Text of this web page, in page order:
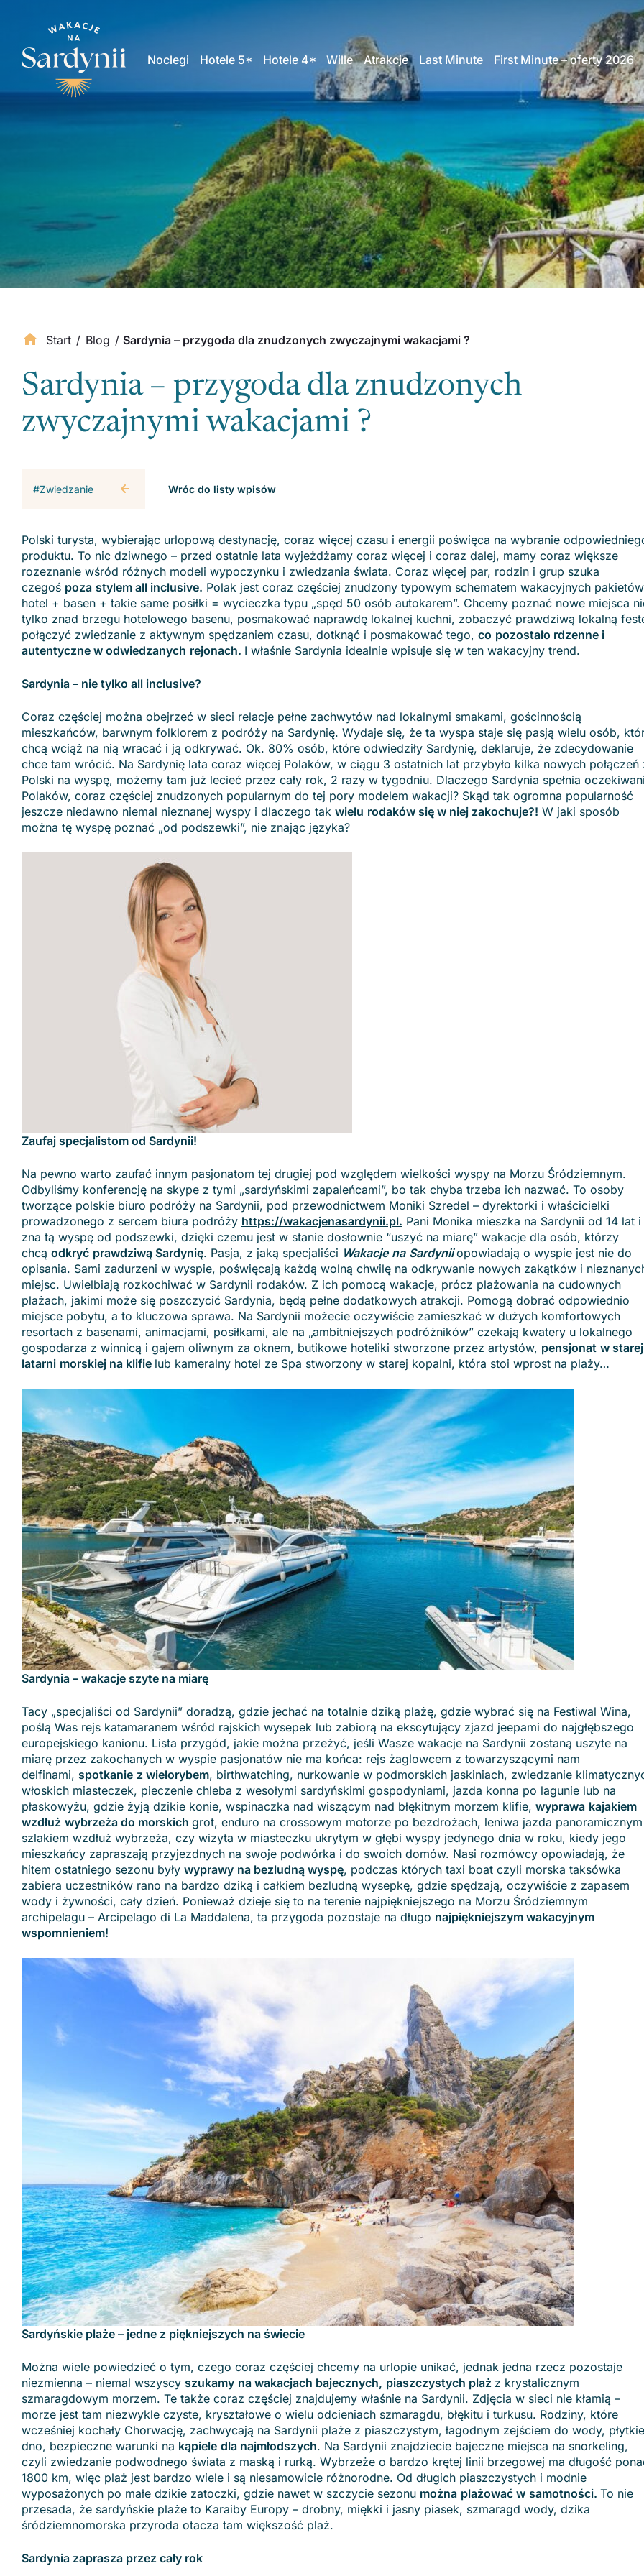
Noclegi Hotele 5* Hotele 4* Wille Atrakcje Last Minute First Minute – oferty 2026
Start / Blog / Sardynia – przygoda dla znudzonych zwyczajnymi wakacjami ?
Sardynia – przygoda dla znudzonych
zwyczajnymi wakacjami ?
#Zwiedzanie Wróc do listy wpisów
Polski turysta, wybierając urlopową destynację, coraz więcej czasu i energii poświęca na wybranie
produktu. To nic dziwnego – przed ostatnie lata wyjeżdżamy coraz więcej i coraz dalej, mamy coraz większe
rozeznanie wśród różnych modeli wypoczynku i zwiedzania świata. Coraz więcej par, rodzin i grup szuka
czegoś poza stylem all inclusive. Polak jest coraz częściej znudzony typowym schematem wakacyjnych
hotel + basen + takie same posiłki = wycieczka typu „spęd 50 osób autokarem”. Chcemy poznać nowe miejsca
tylko znad brzegu hotelowego basenu, posmakować naprawdę lokalnej kuchni, zobaczyć prawdziwą lokalną
połączyć zwiedzanie z aktywnym spędzaniem czasu, dotknąć i posmakować tego, co pozostało rdzenne i
autentyczne w odwiedzanych rejonach. I właśnie Sardynia idealnie wpisuje się w ten wakacyjny trend.
Sardynia – nie tylko all inclusive?
Coraz częściej można obejrzeć w sieci relacje pełne zachwytów nad lokalnymi smakami, gościnnością
mieszkańców, barwnym folklorem z podróży na Sardynię. Wydaje się, że ta wyspa staje się pasją wielu osób,
chcą wciąż na nią wracać i ją odkrywać. Ok. 80% osób, które odwiedziły Sardynię, deklaruje, że zdecydowanie
chce tam wrócić. Na Sardynię lata coraz więcej Polaków, w ciągu 3 ostatnich lat przybyło kilka nowych połączeń
Polski na wyspę, możemy tam już lecieć przez cały rok, 2 razy w tygodniu. Dlaczego Sardynia spełnia
Polaków, coraz częściej znudzonych popularnym do tej pory modelem wakacji? Skąd tak ogromna popularność
jeszcze niedawno niemal nieznanej wyspy i dlaczego tak wielu rodaków się w niej zakochuje?! W jaki sposób
można tę wyspę poznać „od podszewki”, nie znając języka?
Zaufaj specjalistom od Sardynii!
Na pewno warto zaufać innym pasjonatom tej drugiej pod względem wielkości wyspy na Morzu Śródziemnym.
Odbyliśmy konferencję na skype z tymi „sardyńskimi zapaleńcami”, bo tak chyba trzeba ich nazwać. To osoby
tworzące polskie biuro podróży na Sardynii, pod przewodnictwem Moniki Szredel – dyrektorki i właścicielki
prowadzonego z sercem biura podróży https://wakacjenasardynii​.pl.​ Pani Monika mieszka na Sardynii od 14 lat i
zna tą wyspę od podszewki, dzięki czemu jest w stanie dosłownie “uszyć na miarę” wakacje dla osób, którzy
chcą odkryć​ prawdziwą Sardynię. Pasja, z jaką specjaliści Wakacje na Sardyniiopowiadają o wyspie jest nie do
opisania. Sami zadurzeni w wyspie, poświęcają każdą wolną chwilę na odkrywanie nowych zakątków i
miejsc. Uwielbiają rozkochiwać w Sardynii rodaków. Z ich pomocą wakacje, prócz plażowania na cudownych
plażach, jakimi może się poszczycić Sardynia, będą pełne dodatkowych atrakcji. Pomogą dobrać odpowiednio
miejsce pobytu, a to kluczowa sprawa. Na Sardynii możecie oczywiście zamieszkać w dużych komfortowych
resortach z basenami, animacjami, posiłkami, ale na „ambitniejszych podróżników” czekają kwatery u lokalnego
gospodarza z winnicą i gajem oliwnym za oknem, butikowe hoteliki stworzone przez artystów, pensjonat​ w starej
latarni morskiej na klifie lub kameralny hotel ze Spa stworzony w starej kopalni, która stoi wprost na plaży…
Sardynia – wakacje szyte na miarę
Tacy „specjaliści od Sardynii” doradzą, gdzie jechać na totalnie dziką plażę, gdzie wybrać się na Festiwal Wina,
poślą Was rejs katamaranem wśród rajskich wysepek lub zabiorą na ekscytujący zjazd jeepami do najgłębszego
europejskiego kanionu. Lista przygód, jakie można przeżyć, jeśli Wasze wakacje na Sardynii zostaną uszyte na
miarę przez zakochanych w wyspie pasjonatów nie ma końca: rejs żaglowcem z towarzyszącymi nam
delfinami, spotkanie z wielorybem, birthwatching, nurkowanie w podmorskich jaskiniach, zwiedzanie
włoskich miasteczek, pieczenie chleba z wesołymi sardyńskimi gospodyniami, jazda konna po lagunie lub na
płaskowyżu, gdzie żyją dzikie konie, wspinaczka nad wiszącym nad błękitnym morzem klifie, wyprawa kajakiem
wzdłuż wybrzeża do morskich grot, enduro na crossowym motorze po bezdrożach, leniwa jazda panoramicznym
szlakiem wzdłuż wybrzeża, czy wizyta w miasteczku ukrytym w głębi wyspy jedynego dnia w roku, kiedy jego
mieszkańcy zapraszają przyjezdnych na swoje podwórka i do swoich domów. Nasi rozmówcy opowiadają, że
hitem ostatniego sezonu były wyprawy na bezludną wyspę, podczas których taxi boat czyli morska taksówka
zabiera uczestników rano na bardzo dziką i całkiem bezludną wysepkę, gdzie spędzają, oczywiście z zapasem
wody i żywności, cały dzień. Ponieważ dzieje się to na terenie najpiękniejszego na Morzu Śródziemnym
archipelagu – Arcipelago di La Maddalena, ta przygoda pozostaje na długo najpiękniejszym wakacyjnym
wspomnieniem!
Sardyńskie plaże – jedne z piękniejszych na świecie
Można wiele powiedzieć o tym, czego coraz częściej chcemy na urlopie unikać, jednak jedna rzecz pozostaje
niezmienna – niemal wszyscy szukamy​ na wakacjach bajecznych, piaszczystych plaż z krystalicznym
szmaragdowym morzem. Te także coraz częściej znajdujemy właśnie na Sardynii. Zdjęcia w sieci nie kłamią –
morze jest tam niezwykle czyste, kryształowe o wielu odcieniach szmaragdu, błękitu i turkusu. Rodziny, które
wcześniej kochały Chorwację, zachwycają na Sardynii plaże z piaszczystym, łagodnym zejściem do wody, płytkie
dno, bezpieczne warunki na kąpiele​ dla najmłodszych. Na Sardynii znajdziecie bajeczne miejsca na snorkeling,
czyli zwiedzanie podwodnego świata z maską i rurką. Wybrzeże o bardzo krętej linii brzegowej ma długość
1800 km, więc plaż jest bardzo wiele i są niesamowicie różnorodne. Od długich piaszczystych i modnie
wyposażonych po małe dzikie zatoczki, gdzie nawet w szczycie sezonu można​ plażować w samotności. To nie
przesada, że sardyńskie plaże to Karaiby Europy – drobny, miękki i jasny piasek, szmaragd wody, dzika
śródziemnomorska przyroda otacza tam większość plaż.
Sardynia zaprasza przez cały rok